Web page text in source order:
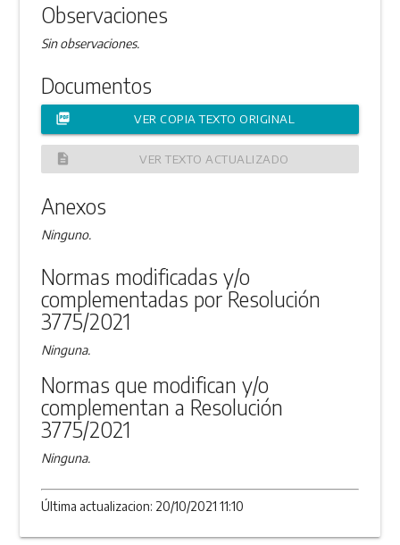
Observaciones
Sin observaciones.
Documentos
picture_as_pdf VER COPIA TEXTO ORIGINAL
description VER TEXTO ACTUALIZADO
Anexos
Ninguno.
Normas modificadas y/o
complementadas por Resolución
3775/2021
Ninguna.
Normas que modifican y/o
complementan a Resolución
3775/2021
Ninguna.
Última actualizacion: 20/10/2021 11:10